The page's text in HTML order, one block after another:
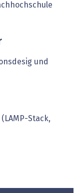
und
Stack,